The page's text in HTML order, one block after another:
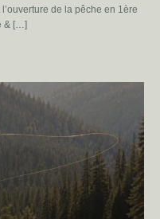
de la pêche en 1ère
& […]